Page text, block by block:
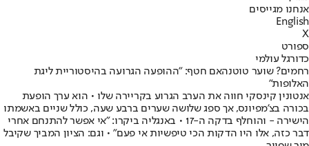
אנחנו מגייסים
English
X
ספורט
כדורגל עולמי
רחמים? שוער טוטנהאם חטף: "ההופעה הגרועה בהיסטוריית ליגת
האלופות"
אנטונין קינסקי חווה את הערב הגרוע בקריירה שלו • הוא ערך הופעת
בכורה בצ'מפיונס, אך ספג שלושה שערים ברבע שעה, כולל שניים באשמתו
הישירה - והוחלף בדקה ה-17 • באנגליה ביקרו: "אי אפשר להתנחם אחרי
דבר כזה, אלו היו הדקות הכי טיפשיות אי פעם" • וגם: הציון המביך שקיבל